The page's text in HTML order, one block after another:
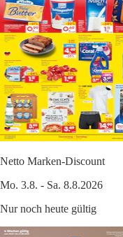
Netto Marken-Discount
Mo. 3.8. - Sa. 8.8.2026
Nur noch heute gültig